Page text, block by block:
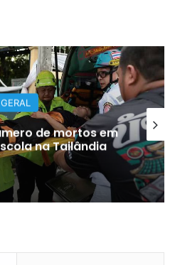
GERAL
de mortos em
na Tailândia